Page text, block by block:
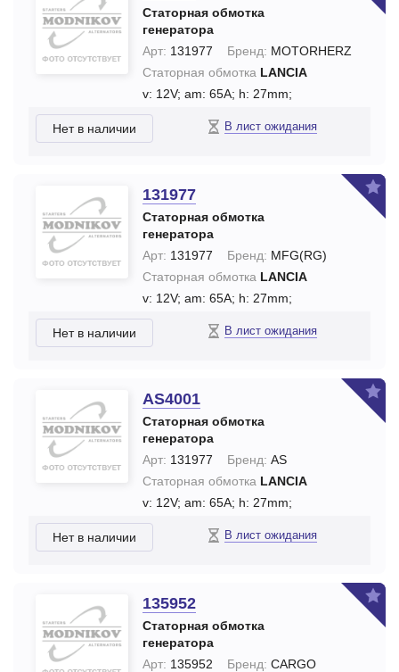
Статорная обмотка
генератора
Арт: 131977 Бренд: MOTORHERZ
Статорная обмотка LANCIA
v: 12V; am: 65A; h: 27mm;
Нет в наличии В лист ожидания
131977
Статорная обмотка
генератора
Арт: 131977 Бренд: MFG(RG)
Статорная обмотка LANCIA
v: 12V; am: 65A; h: 27mm;
Нет в наличии В лист ожидания
AS4001
Статорная обмотка
генератора
Арт: 131977 Бренд: AS
Статорная обмотка LANCIA
v: 12V; am: 65A; h: 27mm;
Нет в наличии В лист ожидания
135952
Статорная обмотка
генератора
Арт: 135952 Бренд: CARGO